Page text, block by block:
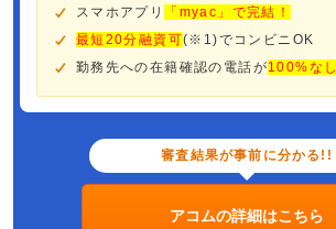
スマホアプリ
「myac」で完結！
最短20分融資可(※1)でコンビニOK
勤務先への在籍確認の電話が100%なし
審査結果が事前に分かる!!
アコムの詳細はこちら